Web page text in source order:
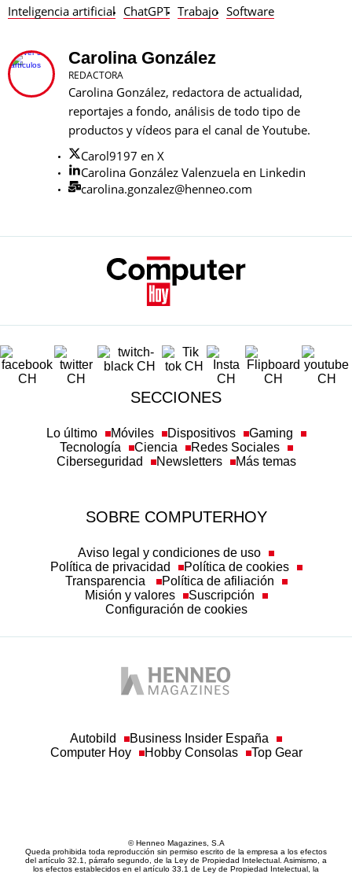
Inteligencia artificial ChatGPT Trabajo Software
Carolina González
REDACTORA
Carolina González, redactora de actualidad,
reportajes a fondo, análisis de todo tipo de
productos y vídeos para el canal de Youtube.
Carol9197 en X
Carolina González Valenzuela en Linkedin
carolina.gonzalez@henneo.com
SECCIONES
Móviles Dispositivos
Aviso legal y condiciones de uso
Misión y valores
Suscripción
Configuración de cookies
Business Insider España
sus redactores o autores.